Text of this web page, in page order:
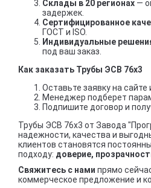
Склады в 20 регионах —
задержек.
Сертифицированное
ГОСТ и ISO.
Индивидуальные
под ваш заказ.
Как заказать Трубы ЭСВ 76х3
Оставьте заявку на сайте
Менеджер подберет
Подпишите договор и
Трубы ЭСВ 76х3 от Завода
надежности, качества и
клиентов становятся
подходу: доверие,
Свяжитесь с нами прямо
коммерческое предложение и